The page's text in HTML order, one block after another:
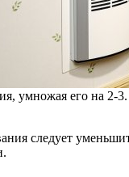
умножая его на 2-
следует